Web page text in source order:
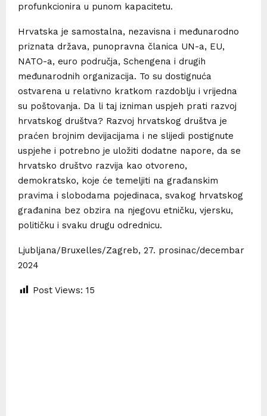
profunkcionira u punom kapacitetu.
Hrvatska je samostalna, nezavisna i međunarodno
priznata država, punopravna članica UN-a, EU,
NATO-a, euro područja, Schengena i drugih
međunarodnih organizacija. To su dostignuća
ostvarena u relativno kratkom razdoblju i vrijedna
su poštovanja. Da li taj izniman uspjeh prati razvoj
hrvatskog društva? Razvoj hrvatskog društva je
praćen brojnim devijacijama i ne slijedi postignute
uspjehe i potrebno je uložiti dodatne napore, da se
hrvatsko društvo razvija kao otvoreno,
demokratsko, koje će temeljiti na građanskim
pravima i slobodama pojedinaca, svakog hrvatskog
građanina bez obzira na njegovu etničku, vjersku,
političku i svaku drugu odrednicu.
Ljubljana/Bruxelles/Zagreb, 27. prosinac/decembar
2024
Post Views: 15